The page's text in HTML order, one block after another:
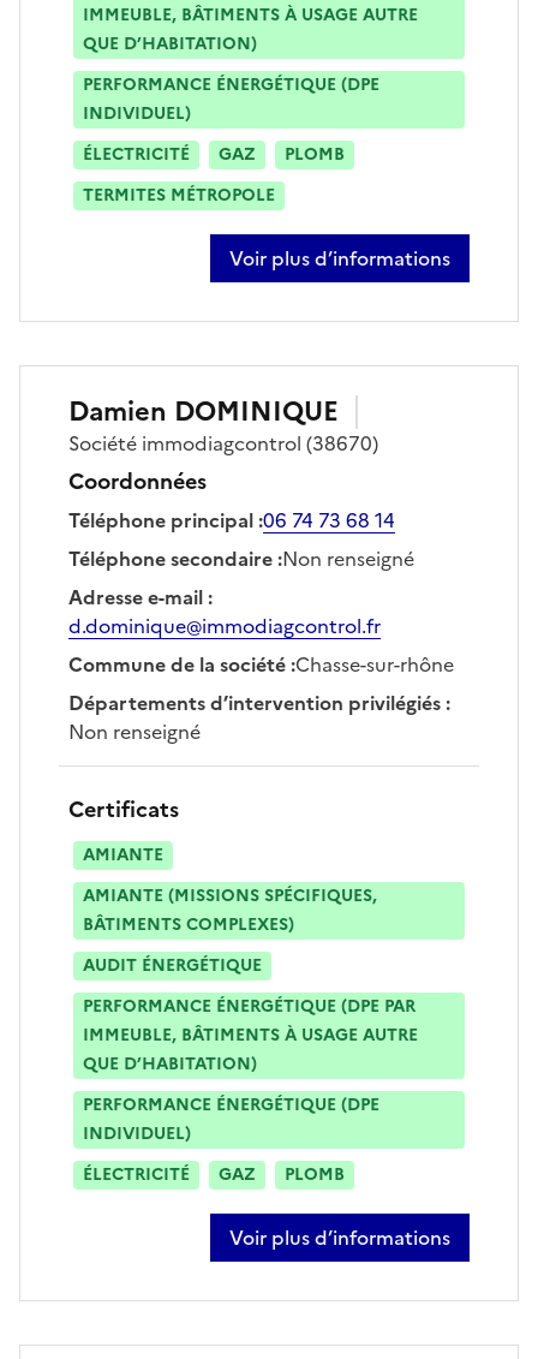
IMMEUBLE, BÂTIMENTS À USAGE AUTRE
QUE D’HABITATION)
PERFORMANCE ÉNERGÉTIQUE (DPE
INDIVIDUEL)
ÉLECTRICITÉ
GAZ
PLOMB
TERMITES MÉTROPOLE
Voir plus d’informations
sur guillaume trincal
Damien DOMINIQUE
Société immodiagcontrol (38670)
Coordonnées
Téléphone principal:06 74 73 68 14
Téléphone secondaire:Non renseigné
Adresse e-mail:
d.dominique@immodiagcontrol.fr
Commune de la société:Chasse-sur-rhône
Départements d’intervention privilégiés:
Non renseigné
Certificats
AMIANTE
AMIANTE (MISSIONS SPÉCIFIQUES,
BÂTIMENTS COMPLEXES)
AUDIT ÉNERGÉTIQUE
PERFORMANCE ÉNERGÉTIQUE (DPE PAR
IMMEUBLE, BÂTIMENTS À USAGE AUTRE
QUE D’HABITATION)
PERFORMANCE ÉNERGÉTIQUE (DPE
INDIVIDUEL)
ÉLECTRICITÉ
GAZ PLOMB
Voir plus d’informations
sur damien dominique